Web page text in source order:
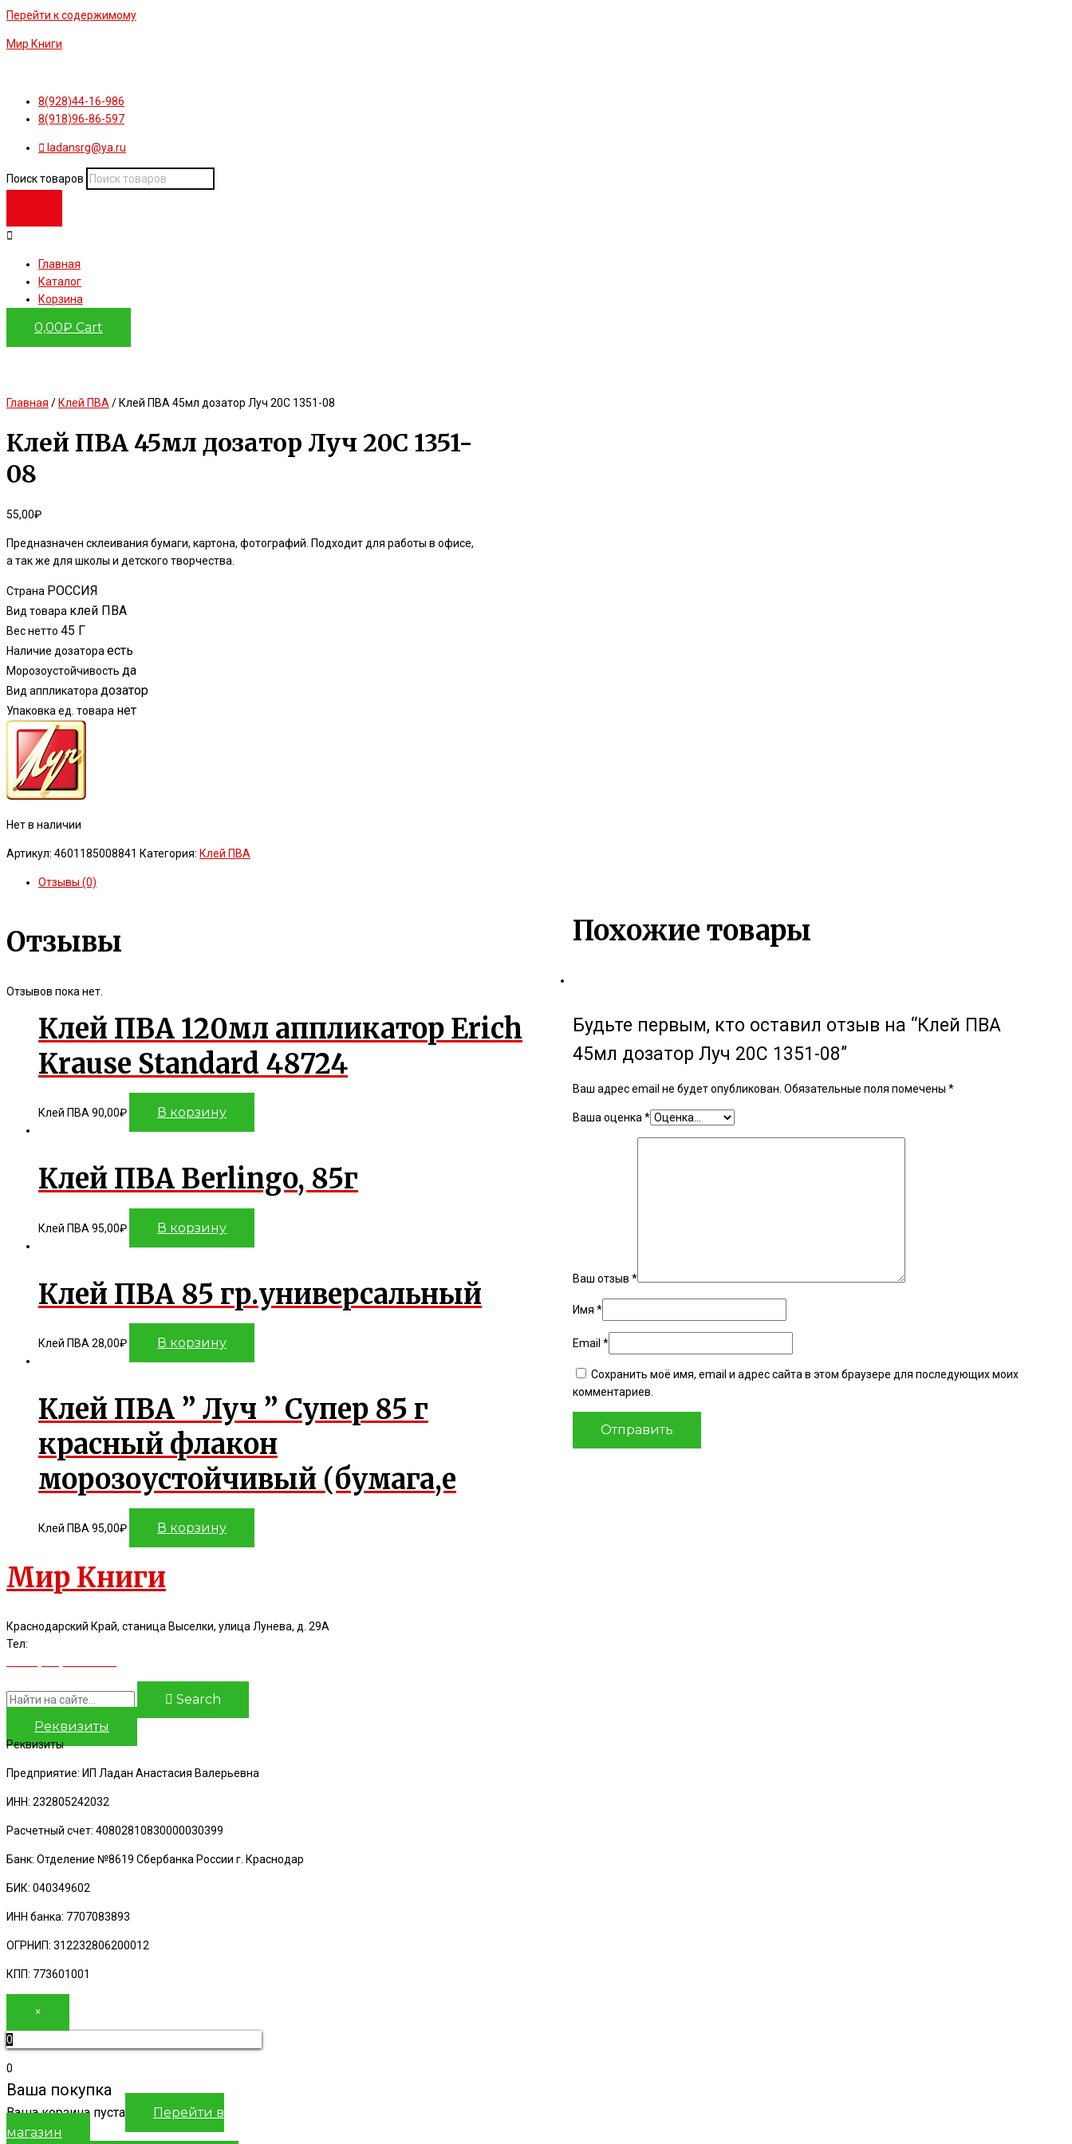
Перейти к содержимому
Мир Книги
8(928)44-16-986
8(918)96-86-597
ladansrg@ya.ru
Поиск товаров
Главная
Каталог
Корзина
0,00₽ Cart
Главная / Клей ПВА / Клей ПВА 45мл дозатор Луч 20С 1351-08
Клей ПВА 45мл дозатор Луч 20С 1351-
08
55,00₽
Предназначен склеивания бумаги, картона, фотографий. Подходит для работы в офисе,
а так же для школы и детского творчества.
Страна РОССИЯ
Вид товара клей ПВА
Вес нетто 45 Г
Наличие дозатора есть
Морозоустойчивость да
Вид аппликатора дозатор
Упаковка ед. товара нет
Нет в наличии
Артикул: 4601185008841 Категория: Клей ПВА
Отзывы (0)
Отзывы
Отзывов пока нет.
Будьте первым, кто оставил отзыв на “Клей ПВА
45мл дозатор Луч 20С 1351-08”
Ваш адрес email не будет опубликован. Обязательные поля помечены*
Ваша оценка*
Ваш отзыв*
Имя*
Email*
Сохранить моё имя, email и адрес сайта в этом браузере для последующих моих
комментариев.
Похожие товары
Клей ПВА 120мл аппликатор Erich
Krause Standard 48724
Клей ПВА 90,00₽ В корзину
Клей ПВА Berlingo, 85г
Клей ПВА 95,00₽ В корзину
Клей ПВА 85 гр.универсальный
Клей ПВА 28,00₽ В корзину
Клей ПВА ” Луч ” Супер 85 г
красный флакон
морозоустойчивый (бумага,е
Клей ПВА95,00₽ В корзину
Мир Книги
Краснодарский Край, станица Выселки, улица Лунева, д. 29А
Тел:
Search
Реквизиты
Реквизиты
Предприятие: ИП Ладан Анастасия Валерьевна
ИНН: 232805242032
Расчетный счет: 40802810830000030399
Банк: Отделение №8619 Сбербанка России г. Краснодар
БИК: 040349602
ИНН банка: 7707083893
ОГРНИП: 312232806200012
КПП: 773601001
×
0
0
Ваша покупка
Ваша корзина пуста
Перейти в
магазин